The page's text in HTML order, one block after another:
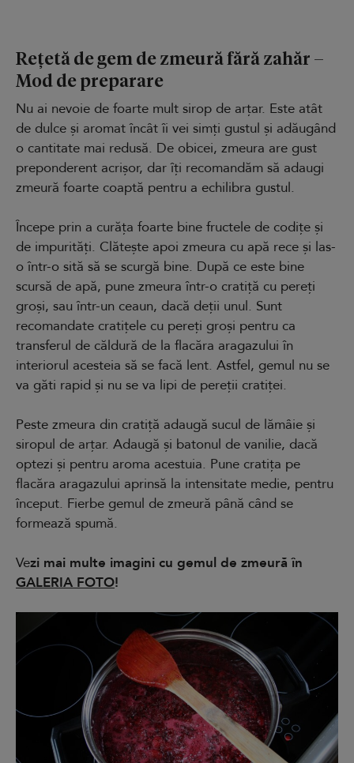
Rețetă de gem de zmeură fără zahăr –
Mod de preparare
Nu ai nevoie de foarte mult sirop de arțar. Este atât
de dulce și aromat încât îi vei simți gustul și adăugând
o cantitate mai redusă. De obicei, zmeura are gust
preponderent acrișor, dar îți recomandăm să adaugi
zmeură foarte coaptă pentru a echilibra gustul.
Începe prin a curăța foarte bine fructele de codițe și
de impurități. Clătește apoi zmeura cu apă rece și las-
o într-o sită să se scurgă bine. După ce este bine
scursă de apă, pune zmeura într-o cratiță cu pereți
groși, sau într-un ceaun, dacă deții unul. Sunt
recomandate cratițele cu pereți groși pentru ca
transferul de căldură de la flacăra aragazului în
interiorul acesteia să se facă lent. Astfel, gemul nu se
va găti rapid și nu se va lipi de pereții cratiței.
Peste zmeura din cratiță adaugă sucul de lămâie și
siropul de arțar. Adaugă și batonul de vanilie, dacă
optezi și pentru aroma acestuia. Pune cratița pe
flacăra aragazului aprinsă la intensitate medie, pentru
început. Fierbe gemul de zmeură până când se
formează spumă.
Vezi mai multe imagini cu gemul de zmeură în
GALERIA FOTO!